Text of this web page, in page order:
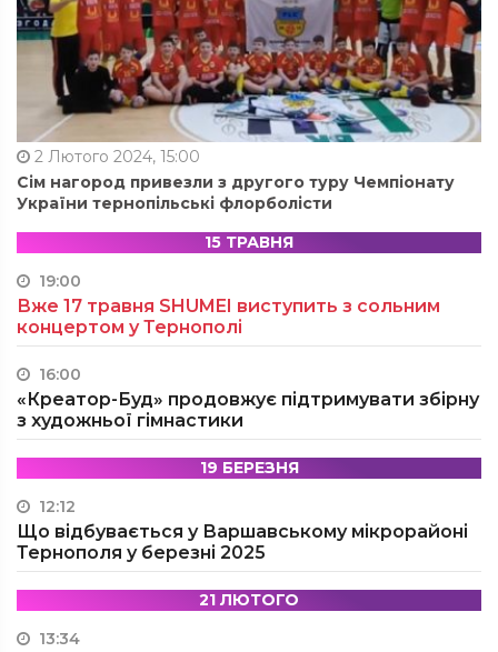
2 Лютого 2024, 15:00
Сім нагород привезли з другого туру Чемпіонату
України тернопільські флорболісти
15 ТРАВНЯ
19:00
Вже 17 травня SHUMEI виступить з сольним
концертом у Тернополі
16:00
«Креатор-Буд» продовжує підтримувати збірну
з художньої гімнастики
19 БЕРЕЗНЯ
12:12
Що відбувається у Варшавському мікрорайоні
Тернополя у березні 2025
21 ЛЮТОГО
13:34